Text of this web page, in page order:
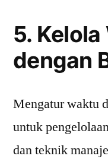
5.
dengan
Mengatur waktu
untuk
dan teknik